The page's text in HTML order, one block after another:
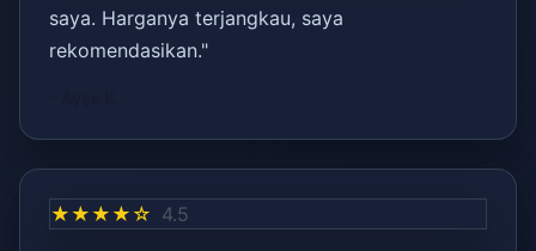
saya. Harganya terjangkau, saya
rekomendasikan."
★★★★☆ 4.5